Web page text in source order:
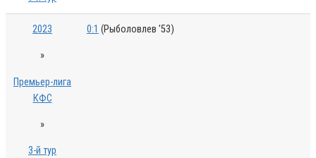
2023
»
Премьер-лига
КФС
»
3-й тур
0:1 (Рыболовлев '53)